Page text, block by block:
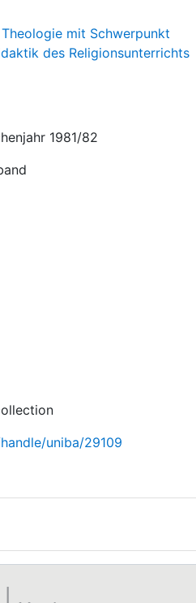
mit Schwerpunkt
des Religionsunterrichts
1981/82
uniba/29109